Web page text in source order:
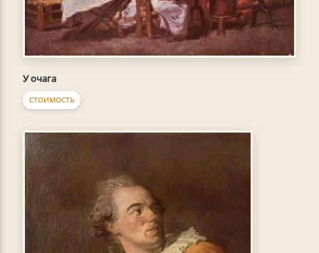
У очага
СТОИМОСТЬ